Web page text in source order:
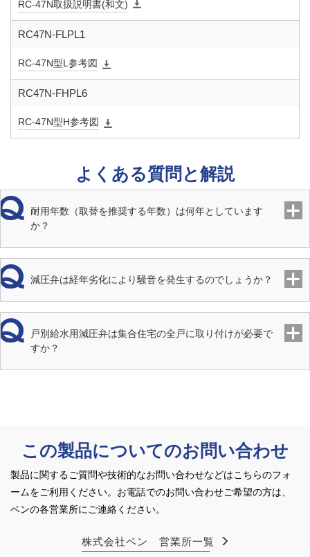
逆止弁閉
止圧力
ユニオン継手（パイプ・ナット・ガスケット）
ス（自己消火性）、テストガグ、圧力計用継手（二次側用で、
本体取付け済み）
ストレー
ナ
40メッシュ相当
材質 本
体
CAC911
材質 ダ
RC-47N取扱説明書(和文)
RC47N-FLPL1
RC-47N型L参考図
RC47N-FHPL6
RC-47N型H参考図
よくある質問と解説
耐用年数（取替を推奨する年数）は何年としています
か？
減圧弁は経年劣化により騒音を発生するのでしょうか？
戸別給水用減圧弁は集合住宅の全戸に取り付けが必要で
すか？
この製品についてのお問い合わせ
製品に関するご質問や技術的なお問い合わせなどはこちらのフォ
ームをご利用ください。 お電話でのお問い合わせご希望の方は、
ベンの各営業所にご連絡ください。
株式会社ベン 営業所一覧